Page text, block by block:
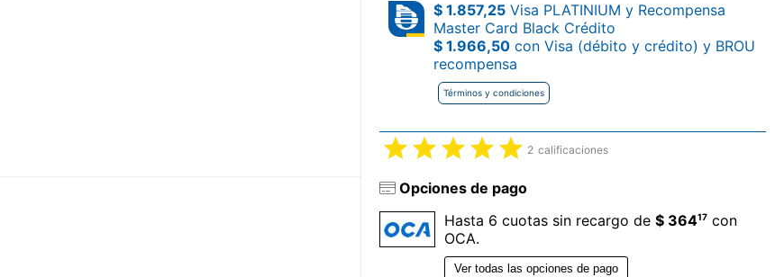
$ 1.857,25Visa PLATINIUM y Recompensa
Master Card Black Crédito
$ 1.966,50con Visa (débito y crédito) y BROU
recompensa
Términos y condiciones
2 calificaciones
Opciones de pago
Hasta 6 cuotas sin recargo de $ 36417con
OCA.
Ver todas las opciones de pago